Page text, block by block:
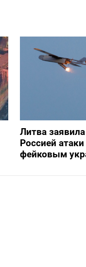
Литва
Россией
фейковым